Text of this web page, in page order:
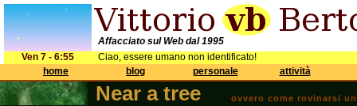
Affacciato sul Web dal 1995
Ven 7 - 6:55
Ciao, essere umano non identificato!
home
blog personale attività
Near a tree ovvero come rovinarsi